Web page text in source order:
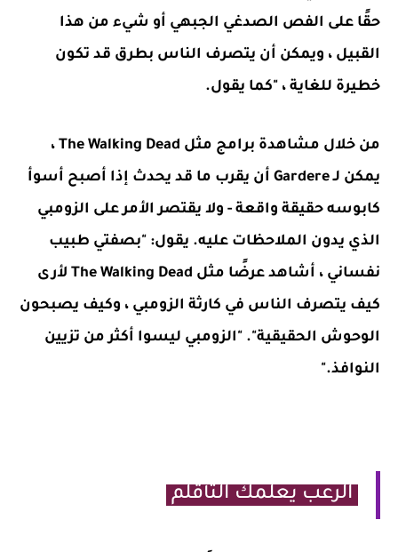
حقًا على الفص الصدغي الجبهي أو شيء من هذا
القبيل ، ويمكن أن يتصرف الناس بطرق قد تكون
خطيرة للغاية ، "كما يقول.
من خلال مشاهدة برامج مثل The Walking Dead ،
يمكن لـ Gardere أن يقرب ما قد يحدث إذا أصبح أسوأ
كابوسه حقيقة واقعة - ولا يقتصر الأمر على الزومبي
الذي يدون الملاحظات عليه. يقول: "بصفتي طبيب
نفساني ، أشاهد عرضًا مثل The Walking Dead لأرى
كيف يتصرف الناس في كارثة الزومبي ، وكيف يصبحون
الوحوش الحقيقية". "الزومبي ليسوا أكثر من تزيين
النوافذ."
الرعب يعلمك التأقلم